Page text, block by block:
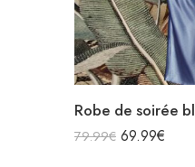
79.99€ 69.99€